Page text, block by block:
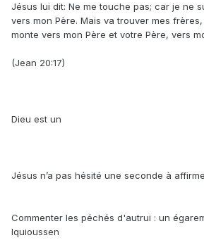
Jésus lui dit: Ne me touche pas; car je ne
vers mon Père. Mais va trouver mes
monte vers mon Père et votre Père, vers
(Jean 20:17)
Dieu est un
Jésus n’a pas hésité une seconde à
Commenter les péchés d'autrui : un
Iquioussen